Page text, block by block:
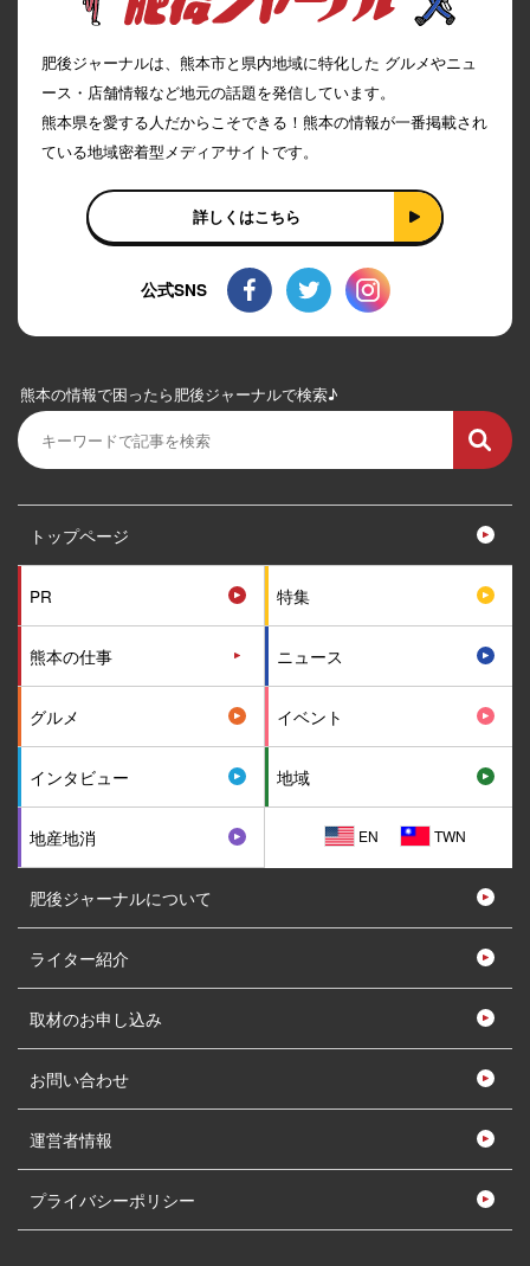
肥後ジャーナルは、熊本市と県内地域に特化した グルメやニュ
ース・店舗情報など地元の話題を発信しています。
熊本県を愛する人だからこそできる！熊本の情報が一番掲載され
ている地域密着型メディアサイトです。
詳しくはこちら
公式SNS
熊本の情報で困ったら肥後ジャーナルで検索♪
トップページ
PR 特集
熊本の仕事 ニュース
グルメ イベント
インタビュー 地域
地産地消 EN TWN
肥後ジャーナルについて
ライター紹介
取材のお申し込み
お問い合わせ
運営者情報
プライバシーポリシー